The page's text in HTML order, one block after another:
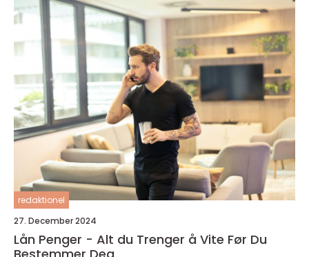
redaktionel
27. December 2024
Lån Penger - Alt du Trenger å Vite Før Du